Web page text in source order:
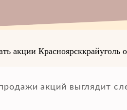
акции Красноярсккрайуголь
акций выглядит